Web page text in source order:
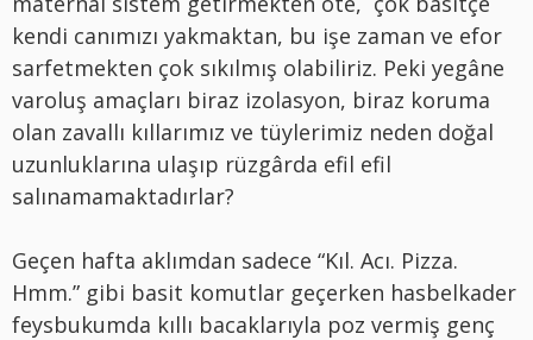
kendi canımızı yakmaktan, bu işe zaman ve efor
sarfetmekten çok sıkılmış olabiliriz. Peki yegâne
varoluş amaçları biraz izolasyon, biraz koruma
olan zavallı kıllarımız ve tüylerimiz neden doğal
uzunluklarına ulaşıp rüzgârda efil efil
salınamamaktadırlar?
Geçen hafta aklımdan sadece “Kıl. Acı. Pizza.
Hmm.” gibi basit komutlar geçerken hasbelkader
feysbukumda kıllı bacaklarıyla poz vermiş genç